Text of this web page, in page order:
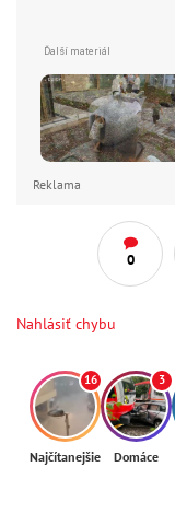
Reklama
0
Nahlásiť chybu
16
Najčítanejšie
3
Domáce